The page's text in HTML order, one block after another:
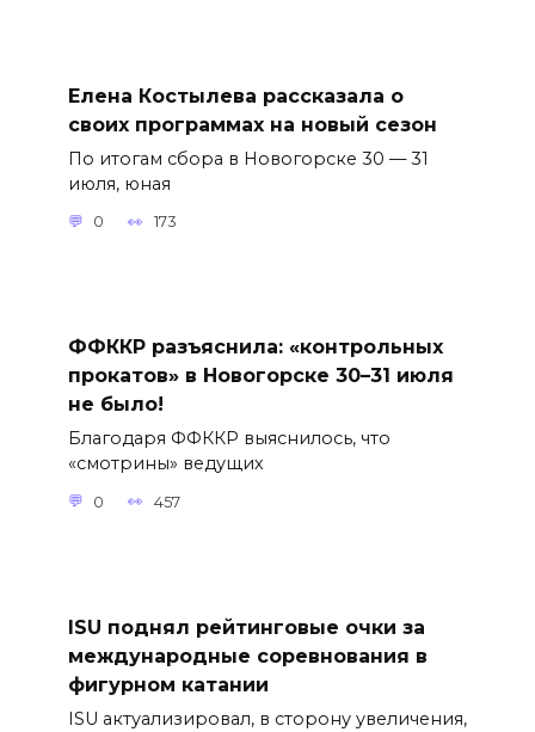
Елена Костылева рассказала о
своих программах на новый сезон
По итогам сбора в Новогорске 30 — 31
июля, юная
0 173
ФФККР разъяснила: «контрольных
прокатов» в Новогорске 30–31 июля
не было!
Благодаря ФФККР выяснилось, что
«смотрины» ведущих
0 457
ISU поднял рейтинговые очки за
международные соревнования в
фигурном катании
ISU актуализировал, в сторону увеличения,